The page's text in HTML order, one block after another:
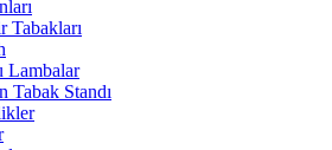
Tabakları
Lambalar
Tabak Standı